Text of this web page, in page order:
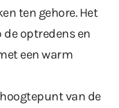
ten gehore. Het
optredens en
een warm
van de